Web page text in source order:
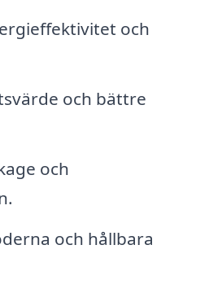
och
och bättre
och
och hållbara